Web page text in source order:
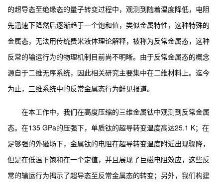
的超导态至绝缘态的量子转变过程中，观测到随着温度降低，电阻
先迅速下降然后逐渐趋于一个饱和值，类似金属特性，这种特殊的
金属态，无法用传统费米液体理论解释，被称为反常金属态，这种
反常的输运行为的物理机制目前尚不明晰。由于反常金属态的概念
源自于二维无序系统，因此相关研究主要集中在二维材料上。迄今
为止，三维系统中的反常金属态行为鲜见报道。
在本工作中，我们在高度压缩的三维金属钛中观测到反常金属
态。在135 GPa的压强下，单质钛的超导转变温度高达25.1 K；在
足够强的外磁场下，金属钛的电阻在超导转变温度附近出现骤降，
但是在低温下饱和在一个定值，并且展现了巨磁电阻效应，这些反
常的输运行为揭示了超导态至反常金属态的转变；另外，我们构建